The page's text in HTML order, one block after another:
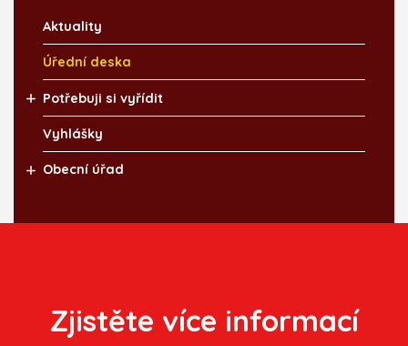
Aktuality
Úřední deska
Potřebuji si vyřídit
Vyhlášky
Obecní úřad
Zjistěte více informací